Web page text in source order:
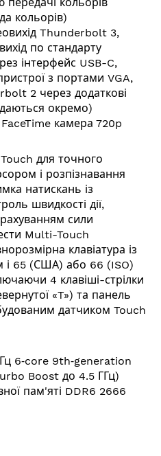
кольорів)
Thunderbolt 3,
по стандарту
інтерфейс USB-C,
з портами VGA,
2 через додаткові
окремо)
камера 720p
для точного
і розпізнавання
натискань із
швидкості дії,
сили
Multi-Touch
клавіатура із
і 65 (США) або 66 (ISO)
4 клавіші-стрілки
«T») та панель
датчиком Touch
6‑core 9th‑generation
Boost до 4.5 ГГц)
пам'яті DDR6 2666